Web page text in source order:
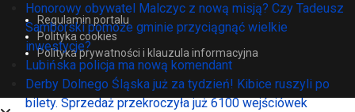
Regulamin portalu
Polityka cookies
Polityka prywatności i klauzula informacyjna
Honorowy obywatel Malczyc z nową misją? Czy Tadeusz
Samborski pomoże gminie przyciągnąć wielkie
inwestycje?
Lubińska policja ma nową komendant
Derby Dolnego Śląska już za tydzień! Kibice ruszyli po
bilety. Sprzedaż przekroczyła już 6100 wejściówek